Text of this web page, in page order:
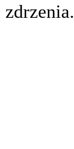
zdrzenia.